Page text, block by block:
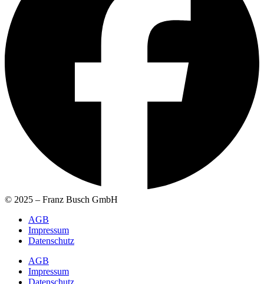
© 2025 – Franz Busch GmbH
AGB
Impressum
Datenschutz
AGB
Impressum
Datenschutz